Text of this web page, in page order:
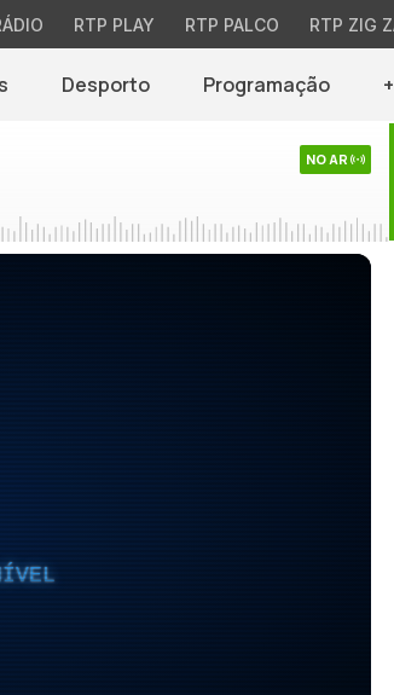
RTP PLAY RTP PALCO RTP ZIG
Desporto Programação
NO AR